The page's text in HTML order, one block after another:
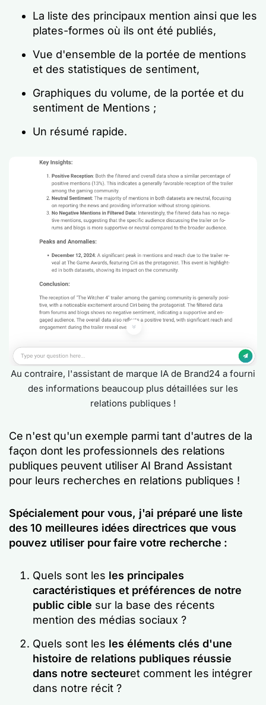
La liste des principaux mention ainsi que les
plates-formes où ils ont été publiés,
Vue d'ensemble de la portée de mentions
et des statistiques de sentiment,
Graphiques du volume, de la portée et du
sentiment de Mentions ;
Un résumé rapide.
Au contraire, l'assistant de marque IA de Brand24 a fourni
des informations beaucoup plus détaillées sur les
relations publiques !
Ce n'est qu'un exemple parmi tant d'autres de la
façon dont les professionnels des relations
publiques peuvent utiliser AI Brand Assistant
pour leurs recherches en relations publiques !
Spécialement pour vous, j'ai préparé une liste
des 10 meilleures idées directrices que vous
pouvez utiliser pour faire votre recherche :
Quels sont les les principales
caractéristiques et préférences de notre
public cible sur la base des récents
mention des médias sociaux ?
Quels sont les les éléments clés d'une
histoire de relations publiques réussie
dans notre secteuret comment les intégrer
dans notre récit ?